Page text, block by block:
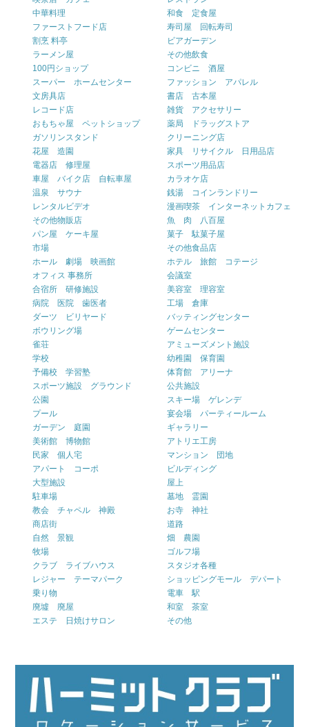
中華料理
和食 定食屋
ファーストフード店
寿司屋 回転寿司
割烹 料亭
ビアガーデン
ラーメン屋
その他飲食
100円ショップ
コンビニ 酒屋
スーパー ホームセンター
ファッション アパレル
文房具店
書店 古本屋
レコード店
雑貨 アクセサリー
おもちゃ屋 ペットショップ
薬局 ドラッグストア
ガソリンスタンド
クリーニング店
花屋 造園
家具 リサイクル 日用品店
電器店 修理屋
スポーツ用品店
車屋 バイク店 自転車屋
カラオケ店
温泉 サウナ
銭湯 コインランドリー
レンタルビデオ
漫画喫茶 インターネットカフェ
その他物販店
魚 肉 八百屋
パン屋 ケーキ屋
菓子 駄菓子屋
市場
その他食品店
ホール 劇場 映画館
ホテル 旅館 コテージ
オフィス 事務所
会議室
合宿所 研修施設
美容室 理容室
病院 医院 歯医者
工場 倉庫
ダーツ ビリヤード
バッティングセンター
ボウリング場
ゲームセンター
雀荘
アミューズメント施設
学校
幼稚園 保育園
予備校 学習塾
体育館 アリーナ
スポーツ施設 グラウンド
公共施設
公園
スキー場 ゲレンデ
プール
宴会場 パーティールーム
ガーデン 庭園
ギャラリー
美術館 博物館
アトリエ工房
民家 個人宅
マンション 団地
アパート コーポ
ビルディング
大型施設
屋上
駐車場
墓地 霊園
教会 チャペル 神殿
お寺 神社
商店街
道路
自然 景観
畑 農園
牧場
ゴルフ場
クラブ ライブハウス
スタジオ各種
レジャー テーマパーク
ショッピングモール デパート
乗り物
電車 駅
廃墟 廃屋
和室 茶室
エステ 日焼けサロン
その他